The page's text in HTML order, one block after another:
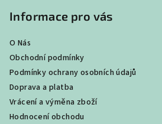
Informace pro vás
O Nás
Obchodní podmínky
Podmínky ochrany osobních údajů
Doprava a platba
Vrácení a výměna zboží
Hodnocení obchodu